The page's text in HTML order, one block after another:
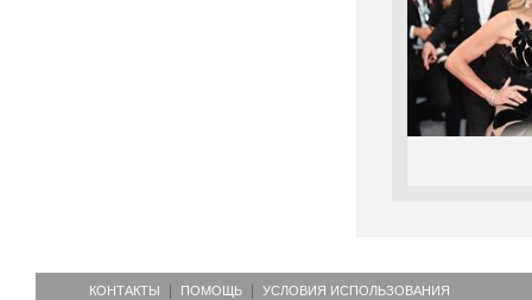
КОНТАКТЫ ПОМОЩЬ УСЛОВИЯ ИСПОЛЬЗОВАНИЯ